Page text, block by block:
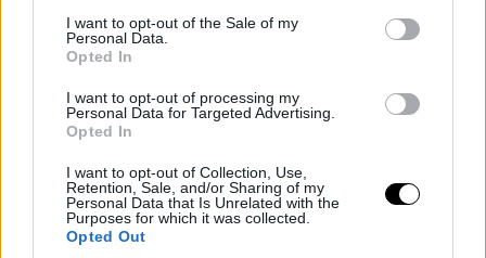
consent section.
I want to opt-out of the Sale of my
Personal Data.
Opted In
I want to opt-out of processing my
Personal Data for Targeted Advertising.
Opted In
I want to opt-out of Collection, Use,
Retention, Sale, and/or Sharing of my
Personal Data that Is Unrelated with the
Purposes for which it was collected.
Opted Out